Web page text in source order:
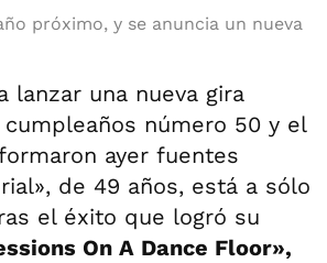
próximo, y se anuncia un nueva
lanzar una nueva gira
número 50 y el
ayer fuentes
de 49 años, está a sólo
el éxito que logró su
On A Dance Floor»,